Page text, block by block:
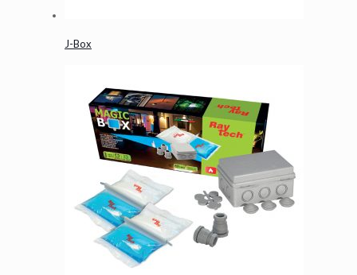
J-Box